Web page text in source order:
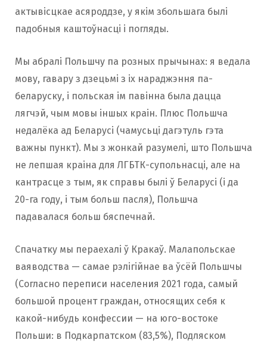
актывісцкае асяроддзе, у якім збольшага былі
падобныя каштоўнасці і погляды.
Мы абралі Польшчу па розных прычынах: я ведала
мову, гавару з дзецьмі з іх нараджэння па-
беларуску, і польская ім павінна была дацца
лягчэй, чым мовы іншых краін. Плюс Польшча
недалёка ад Беларусі (чамусьці дагэтуль гэта
важны пункт). Мы з жонкай разумелі, што Польшча
не лепшая краіна для ЛГБТК-супольнасці, але на
кантрасце з тым, як справы былі ў Беларусі (і да
20-га году, і тым больш пасля), Польшча
падавалася больш бяспечнай.
Спачатку мы пераехалі ў Кракаў. Малапольскае
ваяводства — самае рэлігійнае ва ўсёй Польшчы
(Согласно переписи населения 2021 года, самый
большой процент граждан, относящих себя к
какой-нибудь конфессии — на юго-востоке
Польши: в Подкарпатском (83,5%), Подляском